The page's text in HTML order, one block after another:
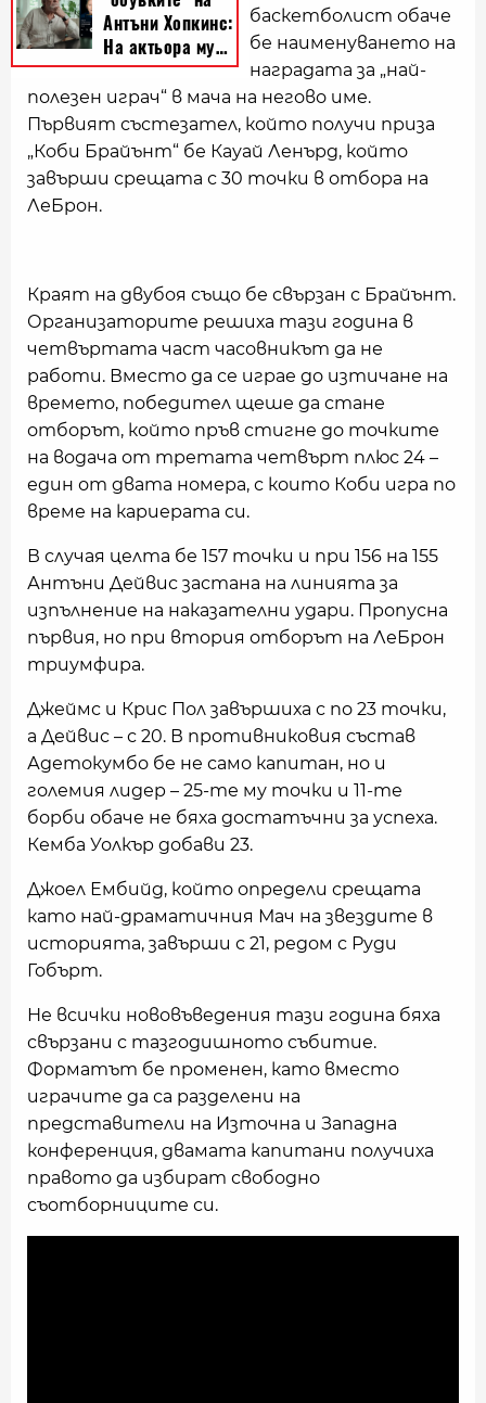
баскетболист обаче
бе наименуването на
наградата за „най-
полезен играч“ в мача на негово име.
Първият състезател, който получи приза
„Коби Брайънт“ бе Кауай Ленърд, който
завърши срещата с 30 точки в отбора на
ЛеБрон.
Краят на двубоя също бе свързан с Брайънт.
Организаторите решиха тази година в
четвъртата част часовникът да не
работи. Вместо да се играе до изтичане на
времето, победител щеше да стане
отборът, който пръв стигне до точките
на водача от третата четвърт плюс 24 –
един от двата номера, с които Коби игра по
време на кариерата си.
В случая целта бе 157 точки и при 156 на 155
Антъни Дейвис застана на линията за
изпълнение на наказателни удари. Пропусна
първия, но при втория отборът на ЛеБрон
триумфира.
Джеймс и Крис Пол завършиха с по 23 точки,
а Дейвис – с 20. В противниковия състав
Адетокумбо бе не само капитан, но и
големия лидер – 25-те му точки и 11-те
борби обаче не бяха достатъчни за успеха.
Кемба Уолкър добави 23.
Джоел Ембийд, който определи срещата
като най-драматичния Мач на звездите в
историята, завърши с 21, редом с Руди
Гобърт.
Не всички нововъведения тази година бяха
свързани с тазгодишното събитие.
Форматът бе променен, като вместо
играчите да са разделени на
представители на Източна и Западна
конференция, двамата капитани получиха
правото да избират свободно
съотборниците си.